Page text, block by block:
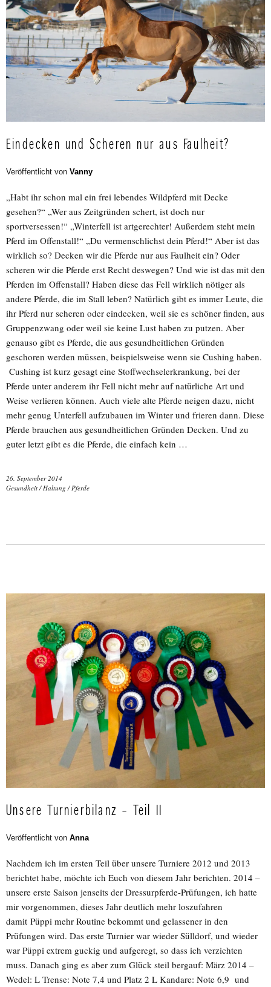
Eindecken und Scheren nur aus Faulheit?
Veröffentlicht von Vanny
„Habt ihr schon mal ein frei lebendes Wildpferd mit Decke
gesehen?“ „Wer aus Zeitgründen schert, ist doch nur
sportversessen!“ „Winterfell ist artgerechter! Außerdem steht mein
Pferd im Offenstall!“ „Du vermenschlichst dein Pferd!“ Aber ist das
wirklich so? Decken wir die Pferde nur aus Faulheit ein? Oder
scheren wir die Pferde erst Recht deswegen? Und wie ist das mit den
Pferden im Offenstall? Haben diese das Fell wirklich nötiger als
andere Pferde, die im Stall leben? Natürlich gibt es immer Leute, die
ihr Pferd nur scheren oder eindecken, weil sie es schöner finden, aus
Gruppenzwang oder weil sie keine Lust haben zu putzen. Aber
genauso gibt es Pferde, die aus gesundheitlichen Gründen
geschoren werden müssen, beispielsweise wenn sie Cushing haben.
Cushing ist kurz gesagt eine Stoffwechselerkrankung, bei der
Pferde unter anderem ihr Fell nicht mehr auf natürliche Art und
Weise verlieren können. Auch viele alte Pferde neigen dazu, nicht
mehr genug Unterfell aufzubauen im Winter und frieren dann. Diese
Pferde brauchen aus gesundheitlichen Gründen Decken. Und zu
guter letzt gibt es die Pferde, die einfach kein …
26. September 2014
Gesundheit/Haltung /Pferde
Unsere Turnierbilanz – Teil II
Veröffentlicht von Anna
Nachdem ich im ersten Teil über unsere Turniere 2012 und 2013
berichtet habe, möchte ich Euch von diesem Jahr berichten. 2014 –
unsere erste Saison jenseits der Dressurpferde-Prüfungen, ich hatte
mir vorgenommen, dieses Jahr deutlich mehr loszufahren
damit Püppi mehr Routine bekommt und gelassener in den
Prüfungen wird. Das erste Turnier war wieder Sülldorf, und wieder
war Püppi extrem guckig und aufgeregt, so dass ich verzichten
muss. Danach ging es aber zum Glück steil bergauf: März 2014 –
Wedel: L Trense: Note 7,4 und Platz 2 L Kandare: Note 6,9 und